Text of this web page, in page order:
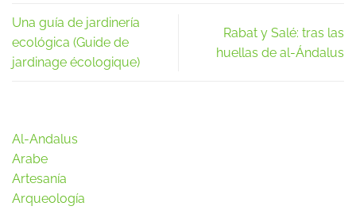
Una guía de jardinería
ecológica (Guide de
jardinage écologique)
Rabat y Salé: tras las
huellas de al-Ándalus
Al-Andalus
Arabe
Artesanía
Arqueología